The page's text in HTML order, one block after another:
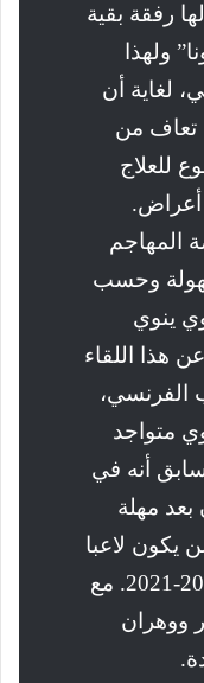
رفقة بقية
ولهذا
لغاية أن
تعاف من
للعلاج
أعراض.
المهاجم
وحسب
ينوي
هذا اللقاء
الفرنسي،
متواجد
أنه في
مهلة
يكون لاعبا
بمولودية وهران للموسم 2020-2021. مع
ووهران